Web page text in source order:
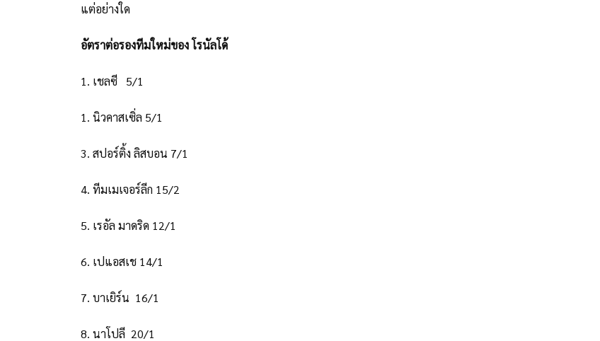
แต่อย่างใด
อัตราต่อรองทีมใหม่ของ โรนัลโด้
1. เชลซี 5/1
1. นิวคาสเซิ่ล 5/1
3. สปอร์ติ้ง ลิสบอน 7/1
4. ทีมเมเจอร์ลีก 15/2
5. เรอัล มาดริด 12/1
6. เปแอสเช 14/1
7. บาเยิร์น 16/1
8. นาโปลี 20/1